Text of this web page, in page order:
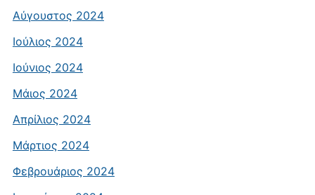
Αύγουστος 2024
Ιούλιος 2024
Ιούνιος 2024
Μάιος 2024
Απρίλιος 2024
Μάρτιος 2024
Φεβρουάριος 2024